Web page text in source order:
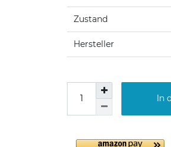
Zustand
Hersteller
In